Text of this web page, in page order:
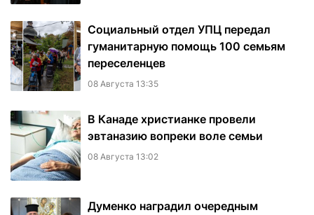
Социальный отдел УПЦ передал
гуманитарную помощь 100 семьям
переселенцев
08 Августа 13:35
В Канаде христианке провели
эвтаназию вопреки воле семьи
08 Августа 13:02
Думенко наградил очередным